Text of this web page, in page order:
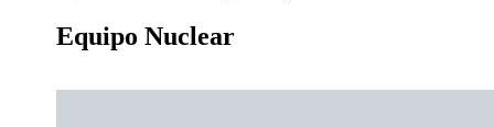
Equipo Nuclear